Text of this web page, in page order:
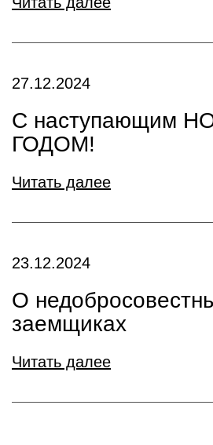
27.12.2024
С наступающим
ГОДОМ!
Читать далее
23.12.2024
О
заемщиках
Читать далее